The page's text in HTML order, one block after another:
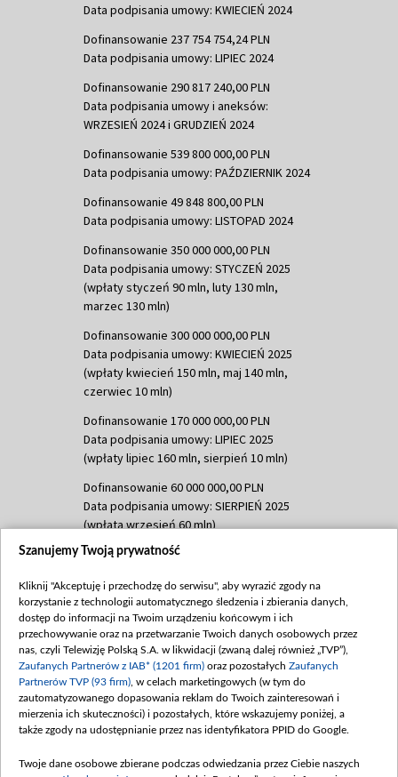
Data podpisania umowy: KWIECIEŃ 2024
Dofinansowanie 237 754 754,24 PLN
Data podpisania umowy: LIPIEC 2024
Dofinansowanie 290 817 240,00 PLN
Data podpisania umowy i aneksów:
WRZESIEŃ 2024 i GRUDZIEŃ 2024
Dofinansowanie 539 800 000,00 PLN
Data podpisania umowy: PAŹDZIERNIK 2024
Dofinansowanie 49 848 800,00 PLN
Data podpisania umowy: LISTOPAD 2024
Dofinansowanie 350 000 000,00 PLN
Data podpisania umowy: STYCZEŃ 2025
(wpłaty styczeń 90 mln, luty 130 mln,
marzec 130 mln)
Dofinansowanie 300 000 000,00 PLN
Data podpisania umowy: KWIECIEŃ 2025
(wpłaty kwiecień 150 mln, maj 140 mln,
czerwiec 10 mln)
Dofinansowanie 170 000 000,00 PLN
Data podpisania umowy: LIPIEC 2025
(wpłaty lipiec 160 mln, sierpień 10 mln)
Dofinansowanie 60 000 000,00 PLN
Data podpisania umowy: SIERPIEŃ 2025
(wpłata wrzesień 60 mln)
Dofinansowanie 635 783 051,21 PLN
(wpłata wrzesień 100 mln, październik 350
mln, listopad 265 mln)
Dofinansowanie 48 862 000,00 PLN
Data podpisania umowy: GRUDZIEŃ 2025
(wpłata grudzień 60,548 mln)
Dofinansowanie 900 000 000,00 PLN
Data podpisania umowy: LUTY 2026 (wpłata
kwiecień 180 mln, 7 maja 180 mln, 8
Szanujemy Twoją prywatność
Kliknij "Akceptuję i przechodzę do serwisu", aby wyrazić zgody na
korzystanie z technologii automatycznego śledzenia i zbierania danych,
dostęp do informacji na Twoim urządzeniu końcowym i ich
przechowywanie oraz na przetwarzanie Twoich danych osobowych przez
nas, czyli Telewizję Polską S.A. w likwidacji (zwaną dalej również „TVP”),
Zaufanych Partnerów z IAB* (1201 firm) oraz pozostałych Zaufanych
Partnerów TVP (93 firm) , w celach marketingowych (w tym do
zautomatyzowanego dopasowania reklam do Twoich zainteresowań i
mierzenia ich skuteczności) i pozostałych, które wskazujemy poniżej, a
także zgody na udostępnianie przez nas identyfikatora PPID do Google.
Twoje dane osobowe zbierane podczas odwiedzania przez Ciebie naszych